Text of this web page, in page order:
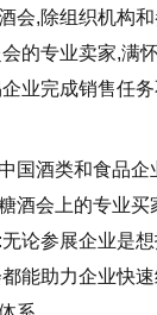
会,除组织机构
的专业卖家,满
业完成销售任
国酒类和食品企
酒会上的专业买
论参展企业是
能助力企业快